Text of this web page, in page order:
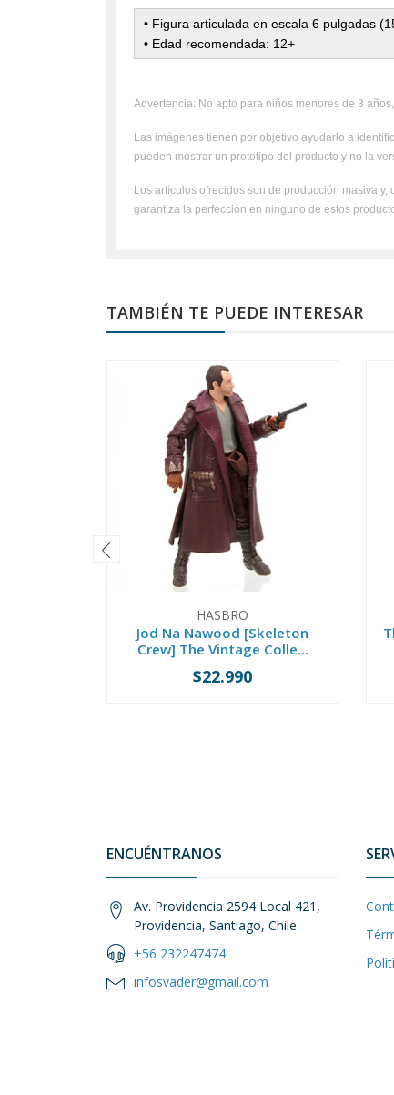
• Figura articulada en escala 6 pulgadas
• Edad recomendada: 12+
Advertencia: No apto para niños menores de 3
Las imágenes tienen por objetivo ayudarlo a
pueden mostrar un prototipo del producto y no la
Los artículos ofrecidos son de producción masiva
garantiza la perfección en ninguno de estos
TAMBIÉN TE PUEDE INTERESAR
HASBRO
Jod Na Nawood [Skeleton
Crew] The Vintage Colle...
+
$22.990
ENCUÉNTRANOS
Av. Providencia 2594 Local 421,
Providencia, Santiago, Chile
+56 232247474
infosvader@gmail.com